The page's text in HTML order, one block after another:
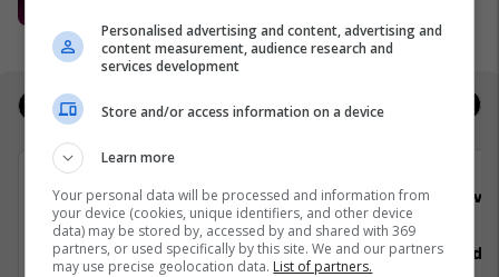
Jobs Real Estate
Viva Fresh Store
Operator/e Prodhimi Kasap,
Personalised advertising and content, advertising and
content measurement, audience research and
services development
Store and/or access information on a device
Learn more
Your personal data will be processed and information from
your device (cookies, unique identifiers, and other device
data) may be stored by, accessed by and shared with 369
partners, or used specifically by this site. We and our partners
may use precise geolocation data. List of partners.